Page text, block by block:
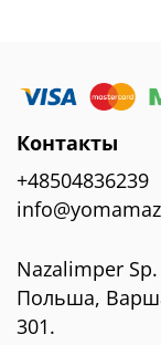
Контакты
+48504836239
Nazalimper
Польша,
301.